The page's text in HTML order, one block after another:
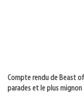
Compte rendu de Beast
parades et le plus